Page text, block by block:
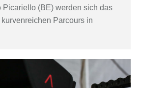
Picariello (BE) werden sich das
Parcours in